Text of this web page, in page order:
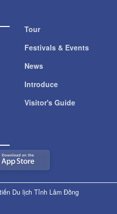
Tour
Festivals & Events
News
Introduce
Visitor's Guide
Du lịch Tỉnh Lâm Đồng